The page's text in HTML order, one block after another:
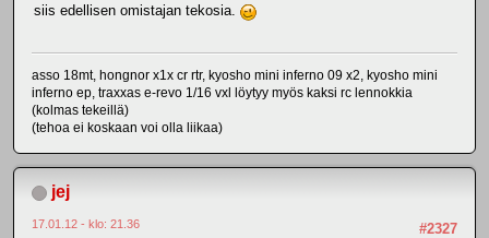
siis edellisen omistajan tekosia.
asso 18mt, hongnor x1x cr rtr, kyosho mini inferno 09 x2, kyosho mini
inferno ep, traxxas e-revo 1/16 vxl löytyy myös kaksi rc lennokkia
(kolmas tekeillä)
(tehoa ei koskaan voi olla liikaa)
jej
#2327
17.01.12 - klo: 21.36